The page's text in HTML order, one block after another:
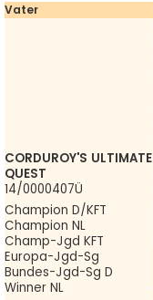
Vater
CORDUROY'S ULTIMATE
QUEST
14/0000407Ü
Champion D/KFT
Champion NL
Champ-Jgd KFT
Europa-Jgd-Sg
Bundes-Jgd-Sg D
Winner NL